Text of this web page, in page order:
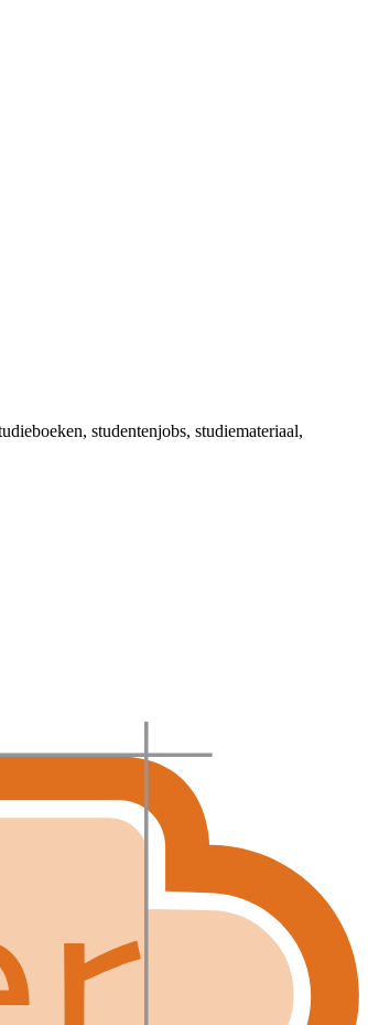
studentenjobs, studiemateriaal,